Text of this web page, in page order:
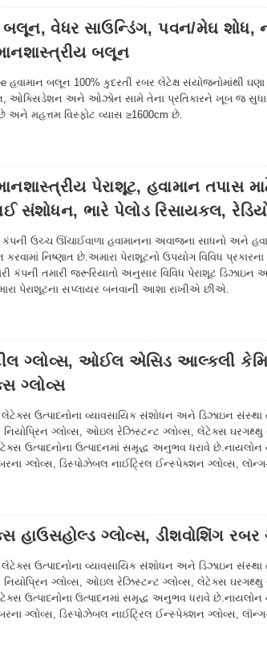
બલૂન, વેધર સાઉન્ડિંગ, પવન/મેઘ શોધ,
બલૂન
હવામાન બલૂન 100% કુદરતી રબર લેટેક્ષ સંયોજનોમાંથી
ઓક્સિડેશન અને ઓઝોન સામે તેના પ્રતિકારને ખૂબ જ
અને મહત્તમ વિસ્ફોટ વ્યાસ ≥1600cm છે.
પેરાશૂટ, હવામાન તપાસ
સંશોધન, ભારે પેલોડ રિસાયકલ,
કંપની ઉચ્ચ ઊંચાઈવાળા હવામાનના અવાજના સાધનો અને
કરવામાં નિષ્ણાત છે.અમારા પેરાશૂટનો ઉપયોગ વિવિધ
કંપની તમારી જરૂરિયાતો અનુસાર વિવિધ પેરાશૂટ ડિઝાઇન
પેરાશૂટના સપ્લાયર બનવાની આશા રાખીએ છીએ.
ગ્લોવ્સ, ઓઈલ એસિડ આલ્કલી
ગ્લોવ્સ
લેટેક્સ ઉત્પાદનોના વ્યાવસાયિક સંશોધન અને ડિઝાઇન સંસ્થા
નિયોપ્રિન ગ્લોવ્સ, ઓઇલ રેઝિસ્ટન્ટ ગ્લોવ્સ, લેટેક્સ ઘરગથ્થુ
ઉત્પાદનોના ઉત્પાદનમાં સમૃદ્ધ અનુભવ ધરાવે છે.નાયલોન
ગ્લોવ્સ, ડિસ્પોઝેબલ નાઈટ્રિલ ઈન્સ્પેક્શન ગ્લોવ્સ,
હાઉસહોલ્ડ ગ્લોવ્સ, ડીશવોશિંગ રબર
લેટેક્સ ઉત્પાદનોના વ્યાવસાયિક સંશોધન અને ડિઝાઇન સંસ્થા
નિયોપ્રિન ગ્લોવ્સ, ઓઇલ રેઝિસ્ટન્ટ ગ્લોવ્સ, લેટેક્સ ઘરગથ્થુ
ઉત્પાદનોના ઉત્પાદનમાં સમૃદ્ધ અનુભવ ધરાવે છે.નાયલોન
ગ્લોવ્સ, ડિસ્પોઝેબલ નાઈટ્રિલ ઈન્સ્પેક્શન ગ્લોવ્સ,